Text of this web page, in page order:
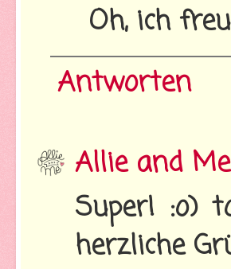
Oh, ich
Antworten
Allie and
Super! :o)
herzliche